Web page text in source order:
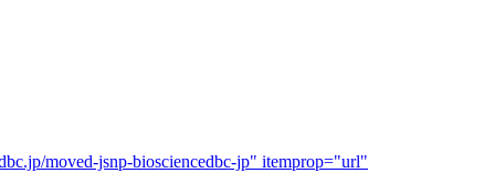
moved-jsnp-biosciencedbc-jp" itemprop="url"